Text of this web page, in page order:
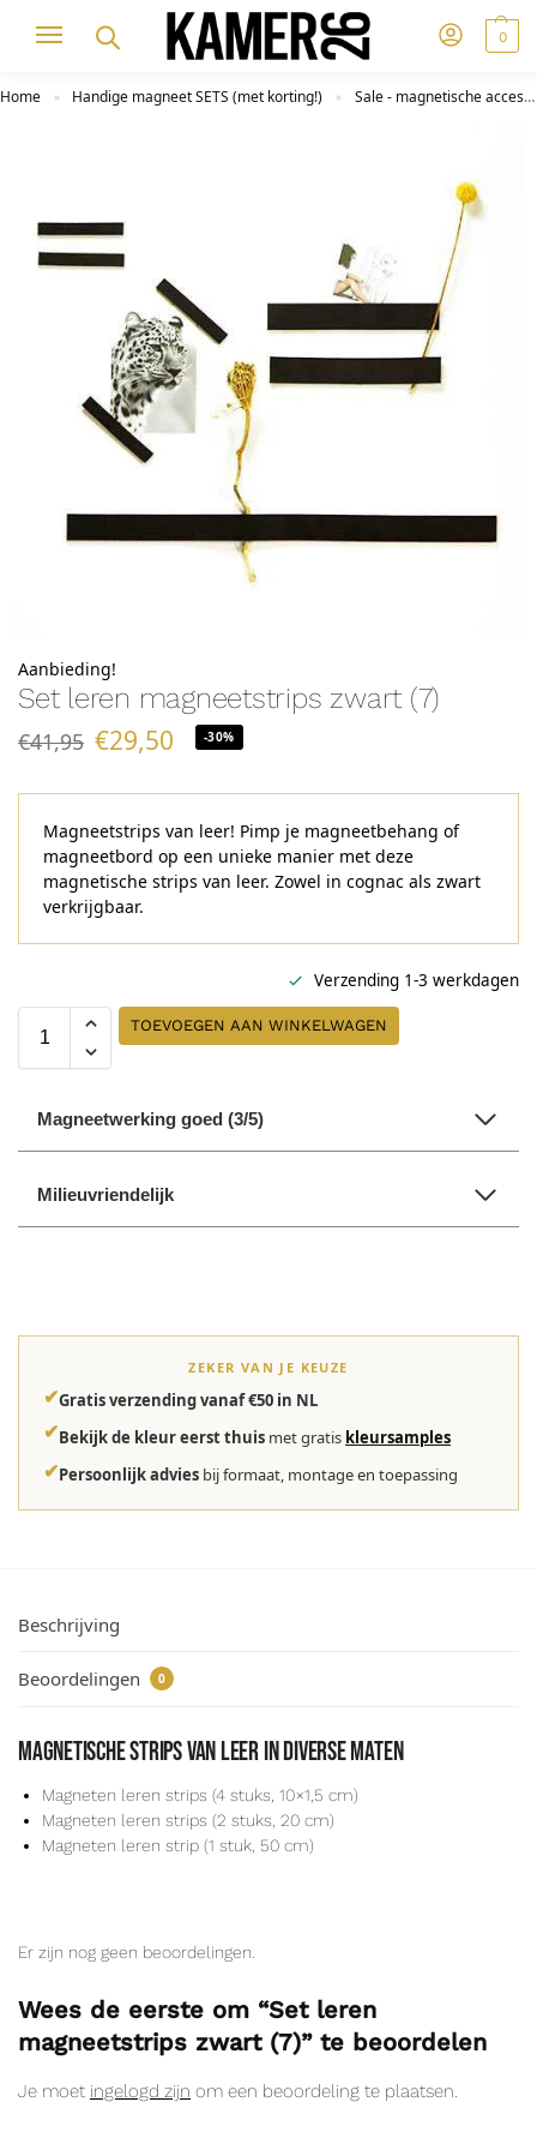
0
Home » Handige magneet SETS (met korting!) » Sale - magnetische accessoires
Aanbieding!
Set leren magneetstrips zwart (7)
€41,95 €29,50 -30%
Magneetstrips van leer! Pimp je magneetbehang of
magneetbord op een unieke manier met deze
magnetische strips van leer. Zowel in cognac als zwart
verkrijgbaar.
Verzending 1-3 werkdagen
TOEVOEGEN AAN WINKELWAGEN
Magneetwerking goed (3/5)
Milieuvriendelijk
ZEKER VAN JE KEUZE
✔Gratis verzending vanaf €50 in NL
✔Bekijk de kleur eerst thuis met gratis kleursamples
✔Persoonlijk advies bij formaat, montage en toepassing
Beschrijving
Beoordelingen 0
Magnetische strips van leer in diverse maten
Magneten leren strips (4 stuks, 10×1,5 cm)
Magneten leren strips (2 stuks, 20 cm)
Magneten leren strip (1 stuk, 50 cm)
Er zijn nog geen beoordelingen.
Wees de eerste om “Set leren
magneetstrips zwart (7)” te beoordelen
Je moet ingelogd zijn om een beoordeling te plaatsen.